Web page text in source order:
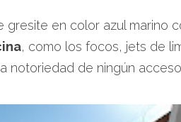
gresite en color azul marino
, como los focos, jets de
notoriedad de ningún